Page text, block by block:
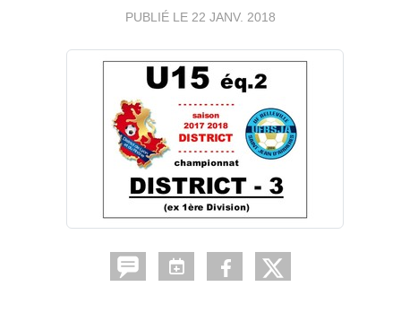
PUBLIÉ LE 22 JANV. 2018